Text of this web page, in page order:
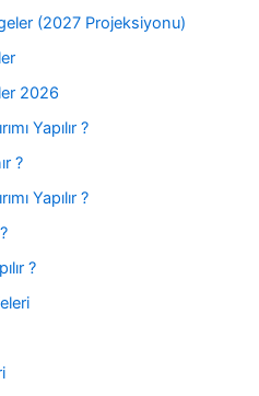
(2027 Projeksiyonu)
2026
Yapılır ?
?
Yapılır ?
?